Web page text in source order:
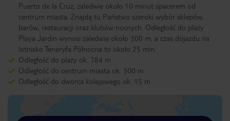
Puerto de la Cruz, zaledwie około 10 minut spacerem od
centrum miasta. Znajdą tu Państwo szeroki wybór sklepów,
barów, restauracji oraz klubów nocnych. Odległość do plaży
Playa Jardin wynosi zaledwie około 300 m, a czas dojazdu na
lotnisko Teneryfa Północna to około 25 min.
Odległość do plaży ok. 784 m
Odległość do centrum miasta ok. 300 m
Odległość do dworca kolejowego ok. 15 m